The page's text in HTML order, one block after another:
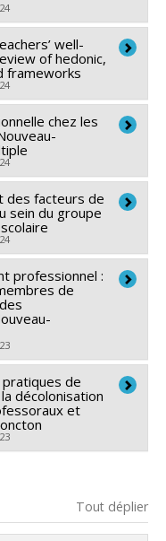
de recherches
Subvention
,Jean Labelle
well-
of hedonic,
frameworks
chez les
des facteurs de
sein du groupe
Salvas
, Elizabeth
Robert-Mazaye
de recherches
Subventions
professionnel :
de
de recherches
de
décolonisation
et
: Hector Álvarez,
Tout déplier